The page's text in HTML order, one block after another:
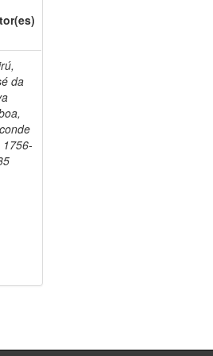
da
1756-